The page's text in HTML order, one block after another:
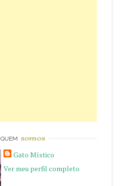
QUEM somos
Gato Místico
Ver meu perfil completo